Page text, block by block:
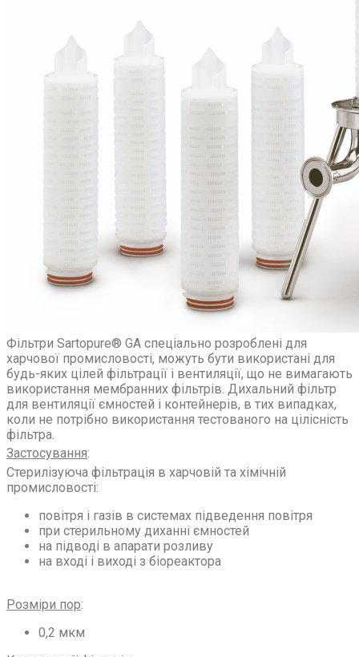
Фільтри Sartopure® GA спеціально розроблені для
харчової промисловості, можуть бути використані для
будь-яких цілей фільтрації і вентиляції, що не вимагають
використання мембранних фільтрів. Дихальний фільтр
для вентиляції ємностей і контейнерів, в тих випадках,
коли не потрібно використання тестованого на цілісність
фільтра.
Застосування:
Стерилізуюча фільтрація в харчовій та хімічній
промисловості:
повітря і газів в системах підведення повітря
при стерильному диханні ємностей
на підводі в апарати розливу
на вході і виході з біореактора
Розміри пор:
0,2 мкм